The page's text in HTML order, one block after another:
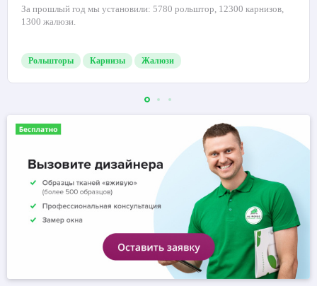
За прошлый год мы установили: 5780 рольштор, 12300 карнизов,
1300 жалюзи.
Рольшторы Карнизы Жалюзи